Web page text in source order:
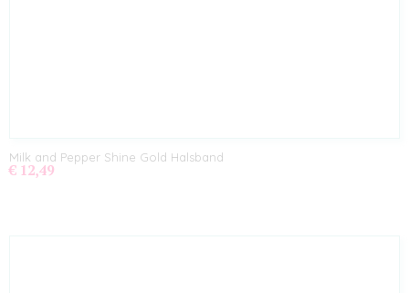
Milk and Pepper Shine Gold Halsband
€ 12,49